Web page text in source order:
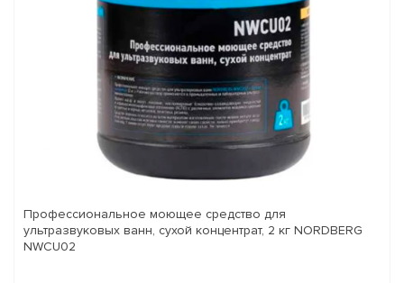
Профессиональное моющее средство для
ультразвуковых ванн, сухой концентрат, 2 кг NORDBERG
NWCU02